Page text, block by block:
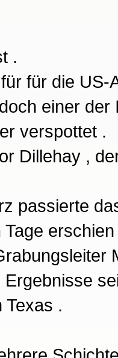
.
für die
einer
verspottet .
Dillehay ,
passierte
Tage
Texas .